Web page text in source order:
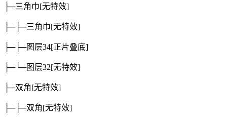
├─三角巾[无特效]
├─├─三角巾[无特效]
├─├─图层34[正片叠底]
├─└─图层32[无特效]
├─双角[无特效]
├─├─双角[无特效]